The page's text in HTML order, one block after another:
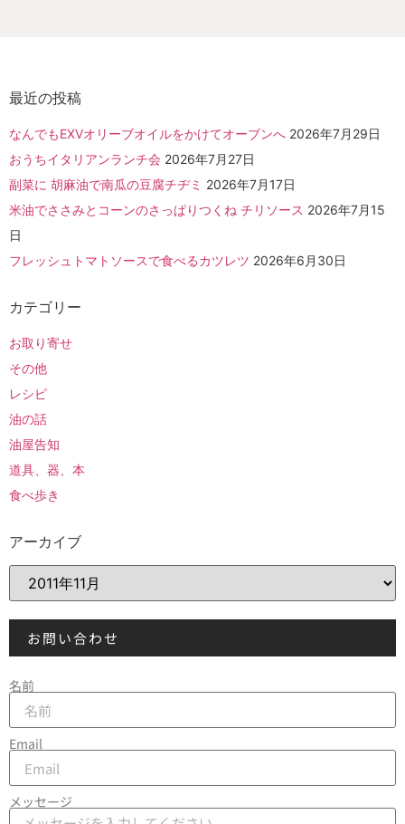
最近の投稿
なんでもEXVオリーブオイルをかけてオーブンへ 2026年7月29日
おうちイタリアンランチ会 2026年7月27日
副菜に 胡麻油で南瓜の豆腐チヂミ 2026年7月17日
米油でささみとコーンのさっぱりつくね チリソース 2026年7月15
日
フレッシュトマトソースで食べるカツレツ 2026年6月30日
カテゴリー
お取り寄せ
その他
レシピ
油の話
油屋告知
道具、器、本
食べ歩き
アーカイブ
お問い合わせ
名前
Email
メッセージ